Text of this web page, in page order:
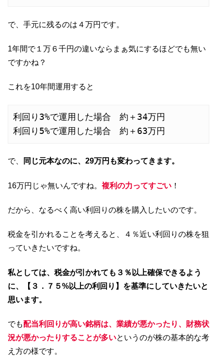
で、手元に残るのは４万円です。
1年間で１万６千円の違いならまぁ気にするほどでも無い
ですかね？
これを10年間運用すると
利回り3%で運用した場合　約＋34万円
利回り5%で運用した場合　約＋63万円
で、 同じ元本なのに、29万円も変わってきます。
16万円じゃ無いんですね。 複利の力ってすごい ！
だから、なるべく高い利回りの株を購入したいのです。
税金を引かれることを考えると、４％近い利回りの株を狙
っていきたいですね。
私としては、税金が引かれても３％以上確保できるよう
に、【３．７５%以上の利回り】を基準にしていきたいと
思います。
でも配当利回りが高い銘柄は、業績が悪かったり、財務状
況が悪かったりすることが多いというのが株の基本的な考
え方の様です。